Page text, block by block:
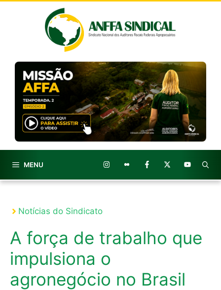
MENU
Notícias do Sindicato
A força de trabalho que
impulsiona o
agronegócio no Brasil